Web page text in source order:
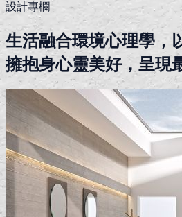
設計專欄
生活融合環境心理學，
擁抱身心靈美好，呈現